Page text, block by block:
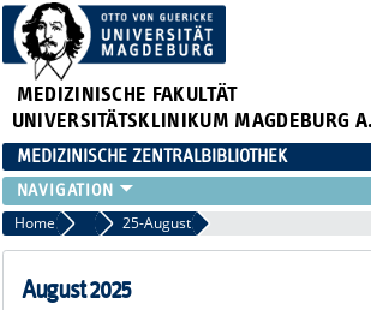
MEDIZINISCHE FAKULTÄT
UNIVERSITÄTSKLINIKUM MAGDEBURG
MEDIZINISCHE ZENTRALBIBLIOTHEK
LITERATURSUCHE
SERVICE
INFORMATIONSKOMPETENZ
Home Newsletter-Archiv
25-August
August 2025